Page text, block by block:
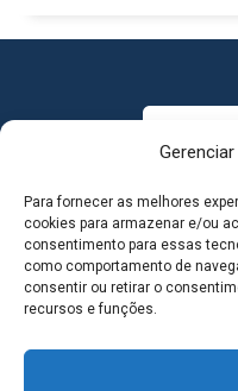
Para fornecer as melhores
cookies para armazenar e/ou
consentimento para essas
como comportamento de
consentir ou retirar o
recursos e funções.
MAPA DO SITE